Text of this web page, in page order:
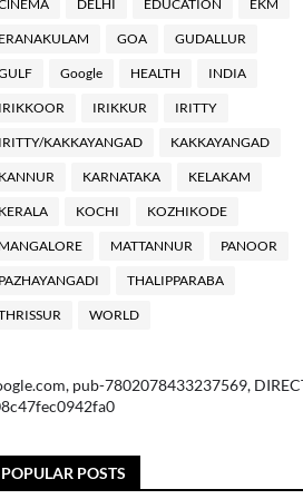
DELHI EDUCATION EKM
GOA GUDALLUR
Google HEALTH INDIA
IRIKKUR IRITTY
KAKKAYANGAD KAKKAYANGAD
KARNATAKA KELAKAM
KOCHI KOZHIKODE
MATTANNUR PANOOR
THALIPPARABA
WORLD
pub-7802078433237569,
POPULAR POSTS